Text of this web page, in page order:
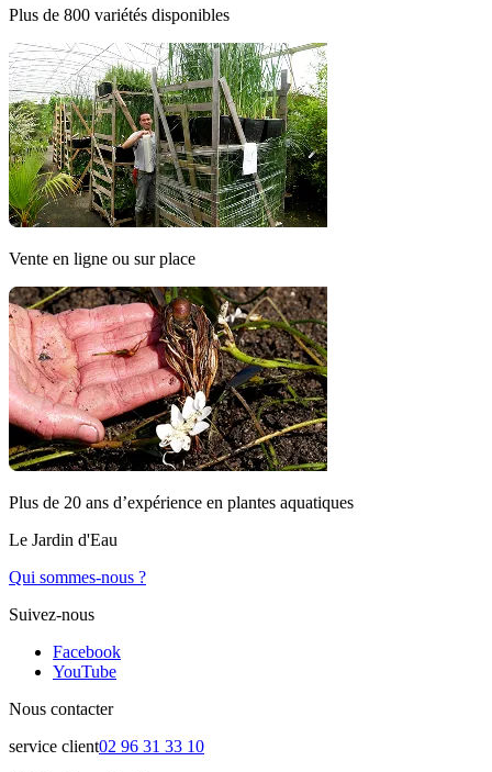
Plus de 800 variétés disponibles
Vente en ligne ou sur place
Plus de 20 ans d’expérience en plantes aquatiques
Le Jardin d'Eau
Qui sommes-nous ?
Suivez-nous
Facebook
YouTube
Nous contacter
service client02 96 31 33 10